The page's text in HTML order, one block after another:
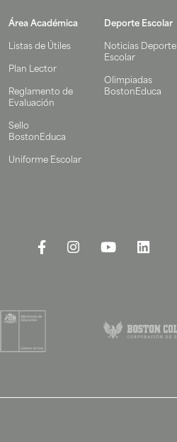
Área Académica
Listas de Útiles
Plan Lector
Reglamento de
Evaluación
Sello
BostonEduca
Uniforme Escolar
Deporte Escolar
Noticias Deporte
Escolar
Olimpiadas
BostonEduca